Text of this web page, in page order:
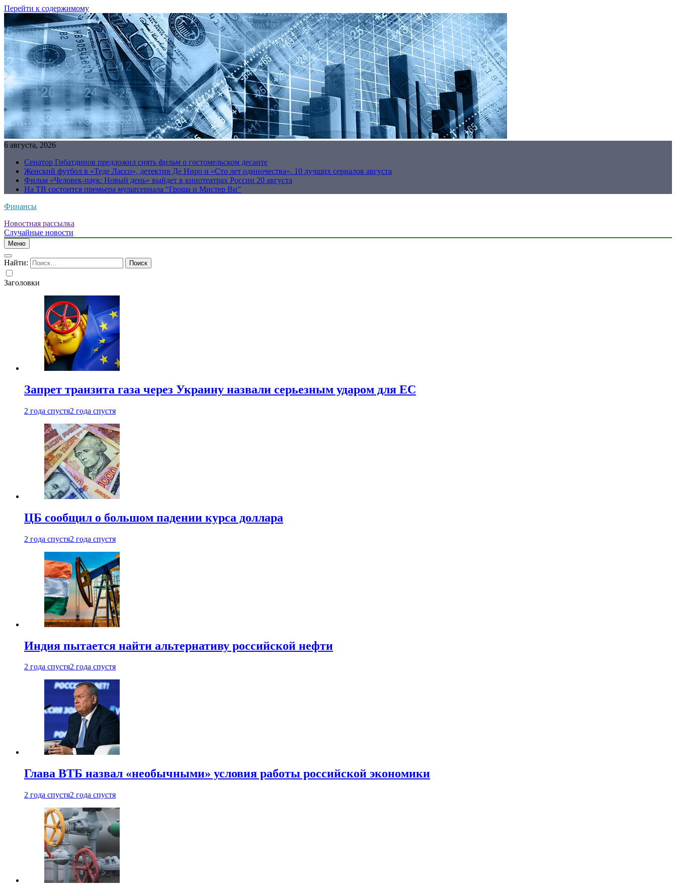
Перейти к содержимому
6 августа, 2026
Сенатор Гибатдинов предложил снять фильм о гостомельском десанте
Женский футбол в «Теде Лассо», детектив Де Ниро и «Сто лет одиночества». 10 лучших сериалов августа
Фильм «Человек-паук: Новый день» выйдет в кинотеатрах России 20 августа
На ТВ состоится премьера мультсериала “Гроша и Мистер Ви”
Финансы
Новостная рассылка
Случайные новости
Меню
Найти:
Заголовки
Запрет транзита газа через Украину назвали серьезным ударом для ЕС
2 года спустя2 года спустя
ЦБ сообщил о большом падении курса доллара
2 года спустя2 года спустя
Индия пытается найти альтернативу российской нефти
2 года спустя2 года спустя
Глава ВТБ назвал «необычными» условия работы российской экономики
2 года спустя2 года спустя